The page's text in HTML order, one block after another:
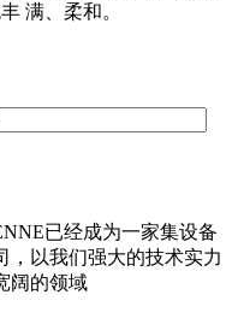
满、柔和。
已经成为一家集设备
，以我们强大的技术实力
阔的领域